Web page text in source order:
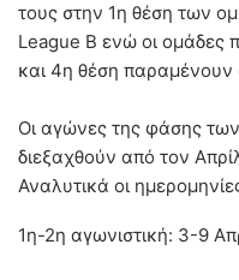
τους στην 1η θέση των
League B ενώ οι ομάδες
και 4η θέση παραμένουν
Οι αγώνες της φάσης
διεξαχθούν από τον
Αναλυτικά οι
1η-2η αγωνιστική: 3-9